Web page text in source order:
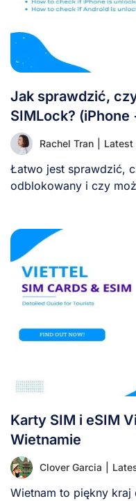
Jak sprawdzić,
SIMLock? (iPhone
Rachel Tran Latest
Łatwo jest sprawdzić,
odblokowany i czy
Karty SIM i eSIM
Wietnamie
Clover Garcia
Wietnam to piękny